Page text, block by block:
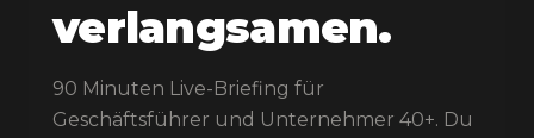
verlangsamen.
90 Minuten Live-Briefing für
Geschäftsführer und Unternehmer 40+. Du